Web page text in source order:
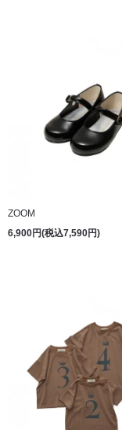
ZOOM
6,900円(税込7,590円)